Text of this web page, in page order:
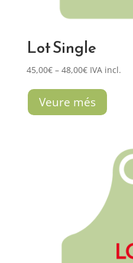
Lot Single
45,00€ – 48,00€Interval
preus:
45,00€
IVA incl.
Veure més